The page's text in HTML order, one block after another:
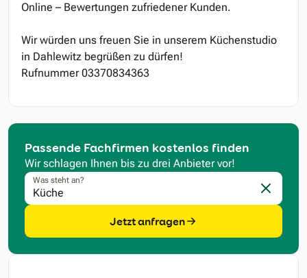
Online – Bewertungen zufriedener Kunden.
Wir würden uns freuen Sie in unserem Küchenstudio
in Dahlewitz begrüßen zu dürfen!
Rufnummer 03370834363
Passende Fachfirmen kostenlos finden
Wir schlagen Ihnen bis zu drei Anbieter vor!
Was steht an?
Eingabe
Jetzt anfragen